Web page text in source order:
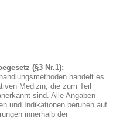
(§3 Nr.1):
handelt es
Medizin, die zum Teil
sind. Alle Angaben
und Indikationen beruhen auf
innerhalb der